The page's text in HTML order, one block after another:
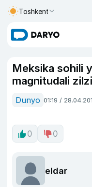
Toshkent
Meksika sohili
magnitudali
Dunyo 01:19 /
0 0
eldar